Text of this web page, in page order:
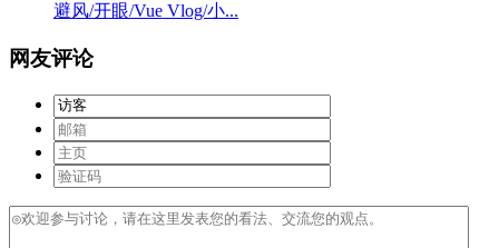
避风/开眼/Vue Vlog/小...
网友评论